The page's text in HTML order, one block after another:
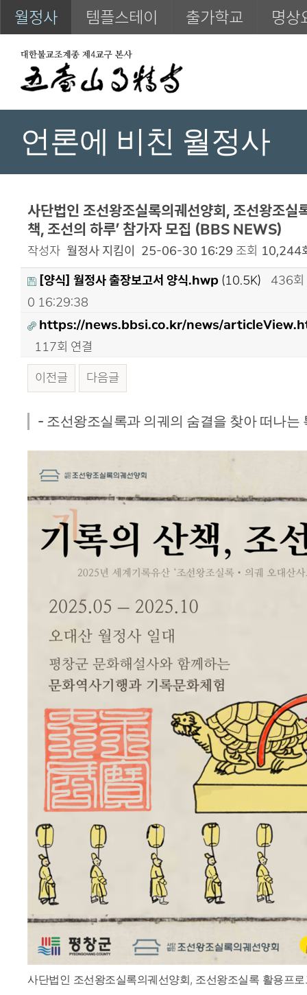
월정사 템플스테이 출가학교 명상
언론에 비친 월정사
사단법인 조선왕조실록의궤선양회, 조선왕조실
책, 조선의 하루’ 참가자 모집 (BBS NEWS)
작성자 월정사 지킴이 25-06-30 16:29 조회 10,244
[양식] 월정사 출장보고서 양식.hwp (10.5K)
436회
0 16:29:38
https://news.bbsi.co.kr/news/
117회 연결
이전글
다음글
본문- 조선왕조실록과 의궤의 숨결을 찾아 떠나는
사단법인 조선왕조실록의궤선양회, 조선왕조실록 활용프로